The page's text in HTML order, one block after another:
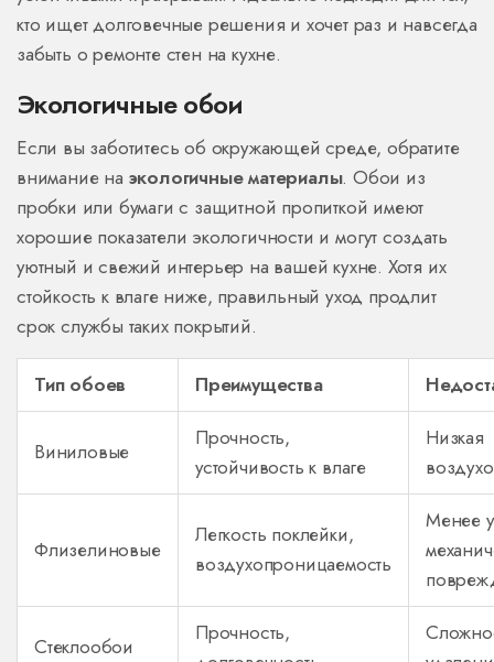
кто ищет долговечные решения и хочет раз и навсегда
забыть о ремонте стен на кухне.
Экологичные обои
Если вы заботитесь об окружающей среде, обратите
внимание на экологичные материалы. Обои из
пробки или бумаги с защитной пропиткой имеют
хорошие показатели экологичности и могут создать
уютный и свежий интерьер на вашей кухне. Хотя их
стойкость к влаге ниже, правильный уход продлит
срок службы таких покрытий.
Тип обоев Преимущества
Виниловые
Прочность,
устойчивость к влаге
Низкая
Флизелиновые
Легкость поклейки,
воздухопроницаемость
Менее
Стеклообои
Прочность,